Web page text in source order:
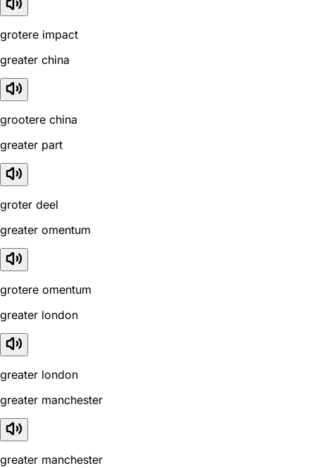
grotere impact
greater china
grootere china
greater part
groter deel
greater omentum
grotere omentum
greater london
greater london
greater manchester
greater manchester